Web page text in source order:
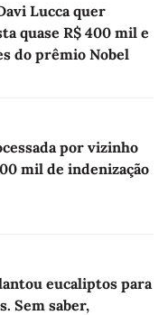
Lucca quer
quase R$ 400 mil e
do prêmio Nobel
por vizinho
mil de indenização
eucaliptos para
Sem saber,